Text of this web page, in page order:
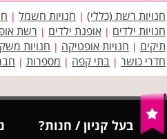
חנויות רשת (כללי) | חנויות חשמל |
חנויות ילדים | אופנת ילדים | רשת
תיקים | חנויות אופטיקה | חנויות
חדרי כושר | בתי קפה | מספרות |
בעל קניון / חנות?